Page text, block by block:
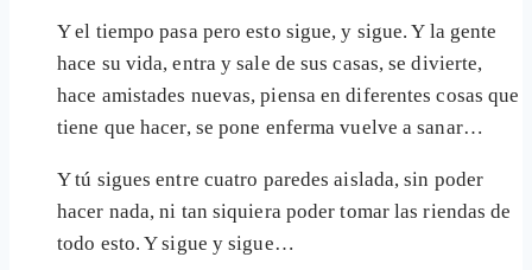
Y el tiempo pasa pero esto sigue, y sigue. Y la gente
hace su vida, entra y sale de sus casas, se divierte,
hace amistades nuevas, piensa en diferentes cosas que
tiene que hacer, se pone enferma vuelve a sanar…
Y tú sigues entre cuatro paredes aislada, sin poder
hacer nada, ni tan siquiera poder tomar las riendas de
todo esto. Y sigue y sigue…